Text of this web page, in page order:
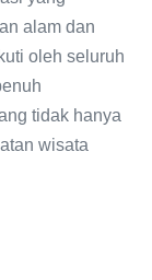
alam dan
oleh seluruh
tidak hanya
wisata